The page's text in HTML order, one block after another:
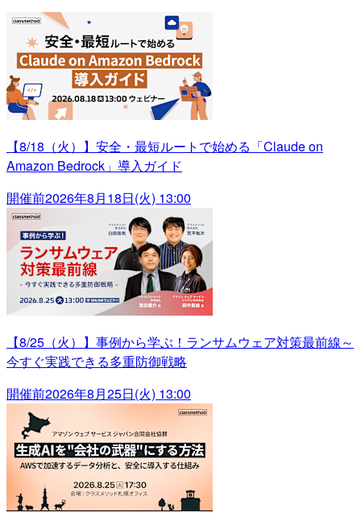
【8/18（火）】安全・最短ルートで始める「Claude on
Amazon Bedrock」導入ガイド
開催前2026年8月18日(火) 13:00
【8/25（火）】事例から学ぶ！ランサムウェア対策最前線～
今すぐ実践できる多重防御戦略
開催前2026年8月25日(火) 13:00